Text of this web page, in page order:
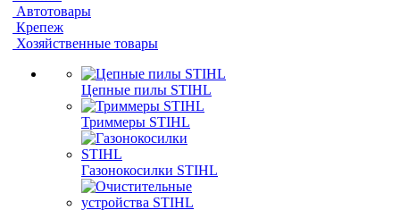
Автотовары
Крепеж
Хозяйственные товары
Цепные пилы STIHL
Триммеры STIHL
Газонокосилки STIHL